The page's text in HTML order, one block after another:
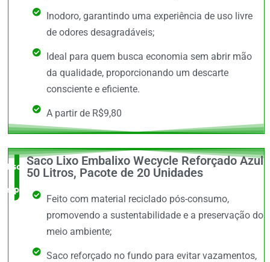
Inodoro, garantindo uma experiência de uso livre
de odores desagradáveis;
Ideal para quem busca economia sem abrir mão
da qualidade, proporcionando um descarte
consciente e eficiente.
A partir de R$9,80
Escolha do
especialista
Saco Lixo Embalixo Wecycle Reforçado Azul
50 Litros, Pacote de 20 Unidades
Feito com material reciclado pós-consumo,
promovendo a sustentabilidade e a preservação do
meio ambiente;
Saco reforçado no fundo para evitar vazamentos,